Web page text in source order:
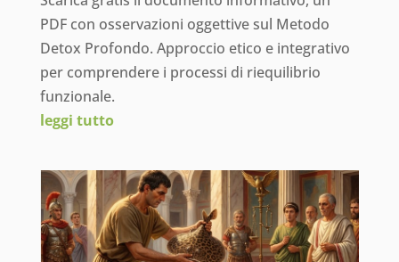
PDF con osservazioni oggettive sul Metodo
Detox Profondo. Approccio etico e integrativo
per comprendere i processi di riequilibrio
funzionale.
leggi tutto